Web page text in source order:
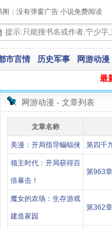
阁：没有弹窗广告 小说免费阅读
市言情 历史军事 网游动漫
最
网游动漫 - 文章列表
文章名称
美漫：开局指导蝙蝠侠 第四千
领主时代：开局获得百
倍暴击！
第963
魔女的农场：生存游戏
建造家园
第362